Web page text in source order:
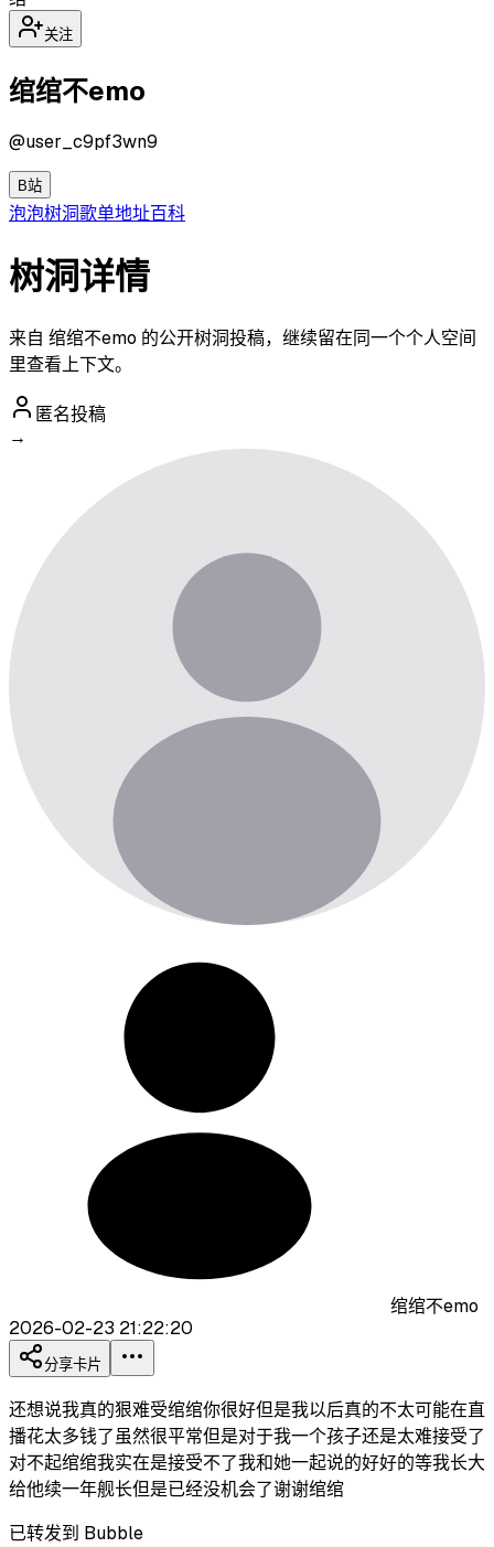
关注
绾绾不emo
@user_c9pf3wn9
B站
泡泡树洞歌单地址百科
树洞详情
来自 绾绾不emo 的公开树洞投稿，继续留在同一个个人空间
里查看上下文。
匿名投稿
→
绾绾不emo
2026-02-23 21:22:20
分享卡片
还想说我真的狠难受绾绾你很好但是我以后真的不太可能在直
播花太多钱了虽然很平常但是对于我一个孩子还是太难接受了
对不起绾绾我实在是接受不了我和她一起说的好好的等我长大
给他续一年舰长但是已经没机会了谢谢绾绾
已转发到 Bubble